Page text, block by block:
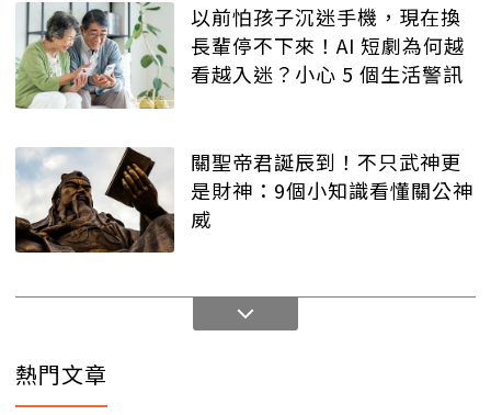
以前怕孩子沉迷手機，現在換
長輩停不下來！AI 短劇為何越
看越入迷？小心 5 個生活警訊
關聖帝君誕辰到！不只武神更
是財神：9個小知識看懂關公神
威
熱門文章